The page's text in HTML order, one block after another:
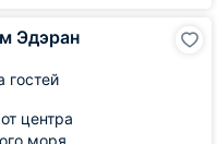
Эдэран
гостей
центра
моря